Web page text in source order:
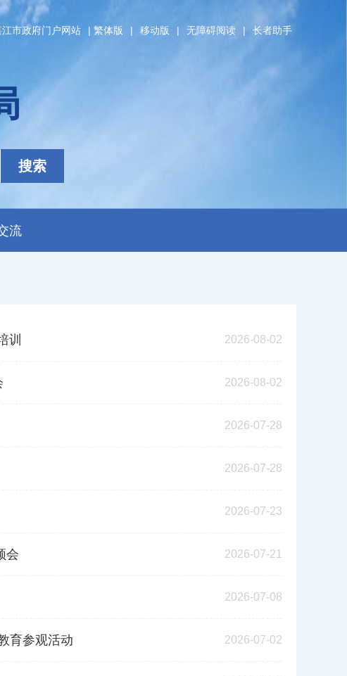
江市政府门户网站 | 繁体版 | 移动版 | 无障碍阅读 | 长者助手
搜索
流
训 2026-08-02
2026-08-02
2026-07-28
2026-07-28
2026-07-23
会 2026-07-21
2026-07-08
育参观活动 2026-07-02